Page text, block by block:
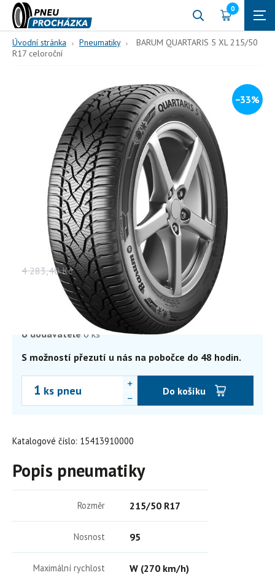
0
Úvodní stránka Pneumatiky
BARUM QUARTARIS 5 XL 215/50
R17 celoroční
215/50 R17 95 W (270 km/h)
−33%
BARUM QUARTARIS 5 XL
215/50 R17 celoroční
95, W, celoroční
Vaše cena s DPH
4 283,40 Kč
2 867,22Kč
2 369,60 Kč bez DPH
0 ks
0 ks
U dodavatele 0 ks
S možností přezutí u nás na pobočce do 48 hodin.
ks pneu Do košíku
Katalogové číslo: 15413910000
Popis pneumatiky
Rozměr 215/50 R17
Nosnost 95
Maximální rychlost W (270 km/h)